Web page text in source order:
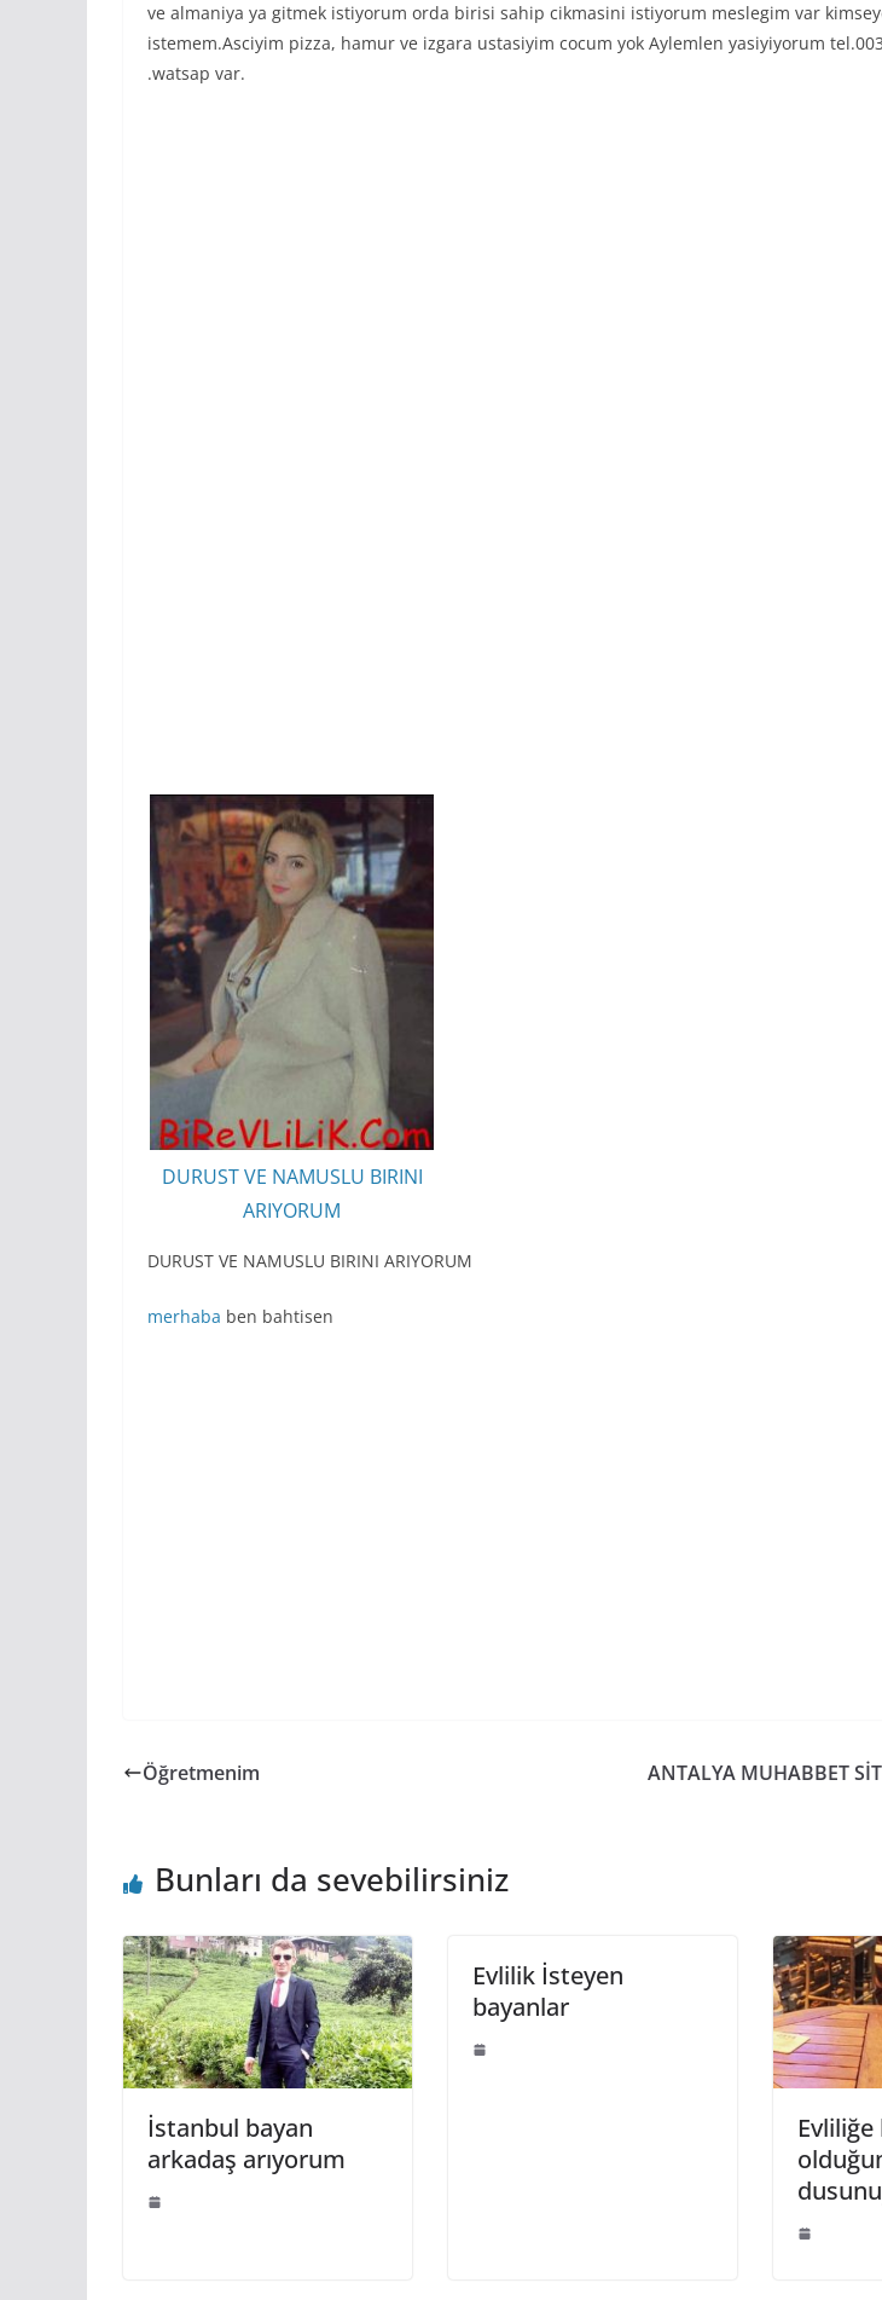
ve almaniya ya gitmek istiyorum orda birisi sahip cikmasini istiyorum meslegim var
istemem.Asciyim pizza, hamur ve izgara ustasiyim cocum yok Aylemlen yasiyiyorum
.watsap var.
DURUST VE NAMUSLU BIRINI
ARIYORUM
DURUST VE NAMUSLU BIRINI ARIYORUM
merhaba ben bahtisen
Öğretmenim
ANTALYA MUHABBET
Bunları da sevebilirsiniz
İstanbul bayan
arkadaş arıyorum
Evlilik İsteyen
bayanlar
Evliliğe